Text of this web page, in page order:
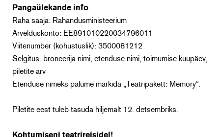
Pangaülekande info
Raha saaja: Rahandusministeerium
Arvelduskonto: EE891010220034796011
Viitenumber (kohustuslik): 3500081212
Selgitus: broneerija nimi, etenduse nimi, toimumise kuupäev,
piletite arv
Etenduse nimeks palume märkida „Teatripakett: Memory“.
Piletite eest tuleb tasuda hiljemalt 12. detsembriks.
Kohtumiseni teatrireisidel!